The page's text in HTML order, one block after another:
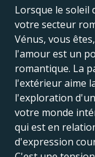
Lorsque le soleil
votre secteur
Vénus, vous
l'amour est un
romantique. La
l'extérieur aime
l'exploration
votre monde
qui est en
d'expression